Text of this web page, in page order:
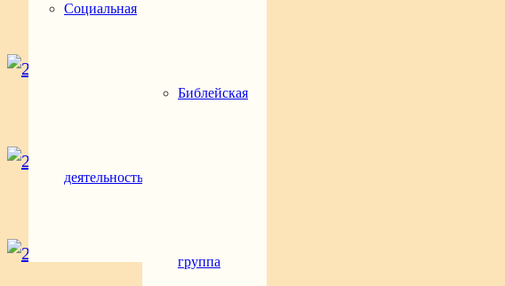
Социальная
деятельность
Библейская
группа